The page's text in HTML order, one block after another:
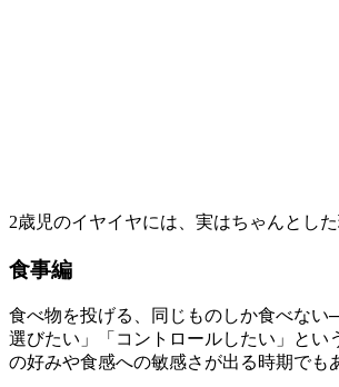
2歳児のイヤイヤには、実はちゃんとした
食事編
食べ物を投げる、同じものしか食べない
選びたい」「コントロールしたい」とい
の好みや食感への敏感さが出る時期でも